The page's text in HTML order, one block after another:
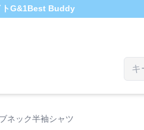
G&1Best Buddy
ネック半袖シャツ